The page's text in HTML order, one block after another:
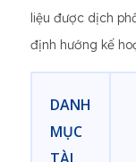
liệu được dịch
định hướng kế
DANH
MỤC